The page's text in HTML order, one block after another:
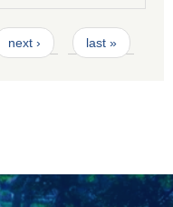
next › last »